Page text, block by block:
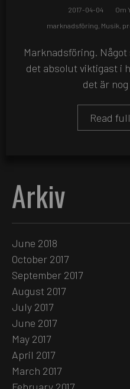
2017-04-04
Om
marknadsföring, Musik,
Marknadsföring.
det absolut viktigast i
det är
Read
Arkiv
June 2018
October 2017
September 2017
August 2017
July 2017
June 2017
May 2017
April 2017
March 2017